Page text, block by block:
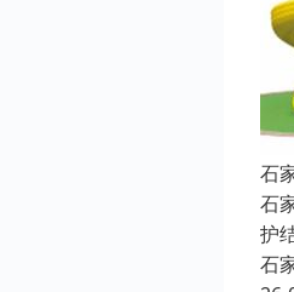
石
石
护
石